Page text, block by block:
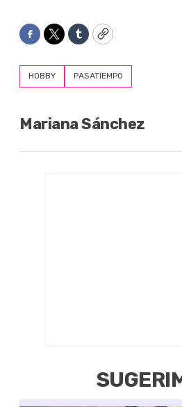
Facebook
TwitterTumblrCopy
HOBBY PASATIEMPO
Mariana Sánchez